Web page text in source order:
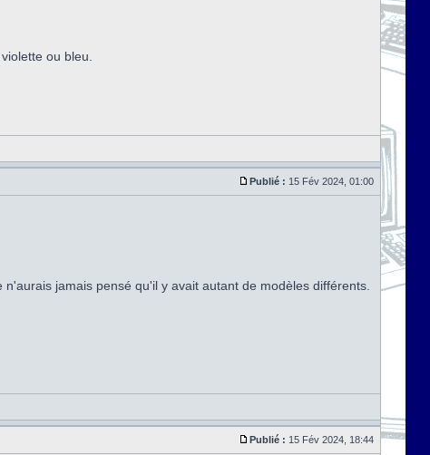
ou bleu.
Publié : 15 Fév 2024, 01:00
jamais pensé qu'il y avait autant de modèles différents.
Publié : 15 Fév 2024, 18:44